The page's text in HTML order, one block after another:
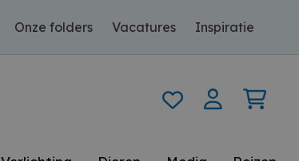
Onze folders Vacatures Inspiratie